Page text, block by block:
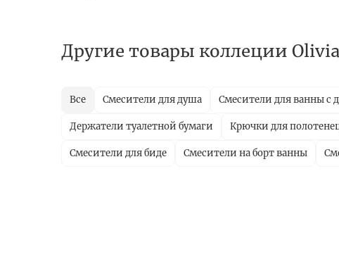
Другие товары коллеции Olivia
Все Смесители для душа Смесители для ванны с
Держатели туалетной бумаги Крючки для
Смесители для биде Смесители на борт ванны